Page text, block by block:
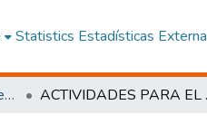
Statistics Estadísticas
Maestría en Educación, Mención Innovación y Liderazgo Educativo ACTIVIDADES PARA EL